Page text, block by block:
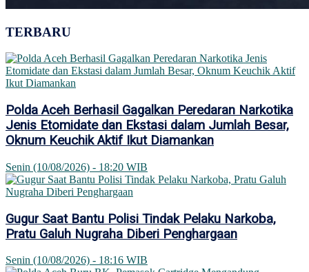
TERBARU
Polda Aceh Berhasil Gagalkan Peredaran Narkotika
Jenis Etomidate dan Ekstasi dalam Jumlah Besar,
Oknum Keuchik Aktif Ikut Diamankan
Senin (10/08/2026) - 18:20 WIB
Gugur Saat Bantu Polisi Tindak Pelaku Narkoba,
Pratu Galuh Nugraha Diberi Penghargaan
Senin (10/08/2026) - 18:16 WIB